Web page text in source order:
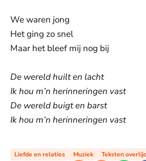
We waren jong
Het ging zo snel
Maar het bleef mij nog bij
De wereld huilt en lacht
Ik hou m’n herinneringen vast
De wereld buigt en barst
Ik hou m’n herinneringen vast
Liefde en relaties Muziek Teksten